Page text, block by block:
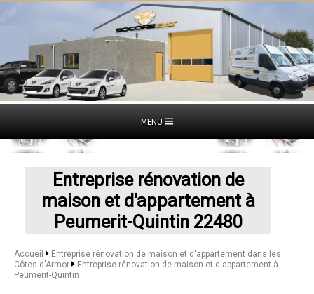
MENU
Entreprise rénovation de
maison et d'appartement à
Peumerit-Quintin 22480
Accueil
Entreprise rénovation de maison et d'appartement dans les
Côtes-d'Armor
Entreprise rénovation de maison et d'appartement à
Peumerit-Quintin